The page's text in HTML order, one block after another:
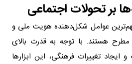
بر تحولات اجتماعی
عوامل شکل‌دهنده هویت ملی و
هستند. با توجه به قدرت بالای
و ایجاد تغییرات فرهنگی، این ابزارها